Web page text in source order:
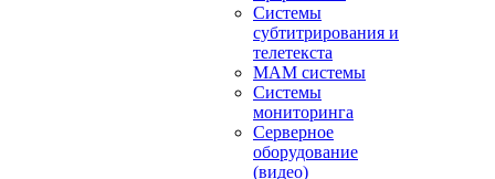
Системы
субтитрирования и
телетекста
MAM системы
Системы
мониторинга
Серверное
оборудование
(видео)